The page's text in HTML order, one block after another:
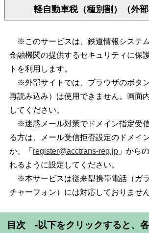
※このサービスは、鉄道情報システ
金融機関の提供するセキュリティに保
トを利用します。
※外部サイトでは、ブラウザのボタン
再読み込み）は使用できません。画面
してください。
※迷惑メール対策でドメイン指定受
る方は、メール受信拒否設定のドメイ
か、「 register@acctrans-reg.jp 」から
れるように設定してください。
※本サービスは従来型携帯電話（ガ
チャーフォン）には対応しておりません
目次 -以下をクリックすると、